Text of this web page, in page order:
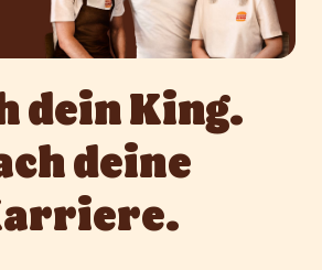
dein King.
deine